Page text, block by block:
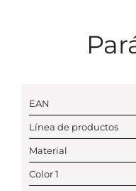
EAN
Línea de productos
Material
Color 1